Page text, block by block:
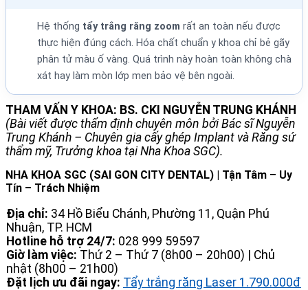
Hệ thống tẩy trắng răng zoom rất an toàn nếu được
thực hiện đúng cách. Hóa chất chuẩn y khoa chỉ bẻ gãy
phân tử màu ố vàng. Quá trình này hoàn toàn không chà
xát hay làm mòn lớp men bảo vệ bên ngoài.
THAM VẤN Y KHOA: BS. CKI NGUYỄN TRUNG KHÁNH
(Bài viết được thẩm định chuyên môn bởi Bác sĩ Nguyễn
Trung Khánh – Chuyên gia cấy ghép Implant và Răng sứ
thẩm mỹ, Trưởng khoa tại Nha Khoa SGC).
NHA KHOA SGC (SAI GON CITY DENTAL) | Tận Tâm – Uy
Tín – Trách Nhiệm
Địa chỉ: 34 Hồ Biểu Chánh, Phường 11, Quận Phú
Nhuận, TP. HCM
Hotline hỗ trợ 24/7: 028 999 59597
Giờ làm việc: Thứ 2 – Thứ 7 (8h00 – 20h00) | Chủ
nhật (8h00 – 21h00)
Đặt lịch ưu đãi ngay: Tẩy trắng răng Laser 1.790.000đ